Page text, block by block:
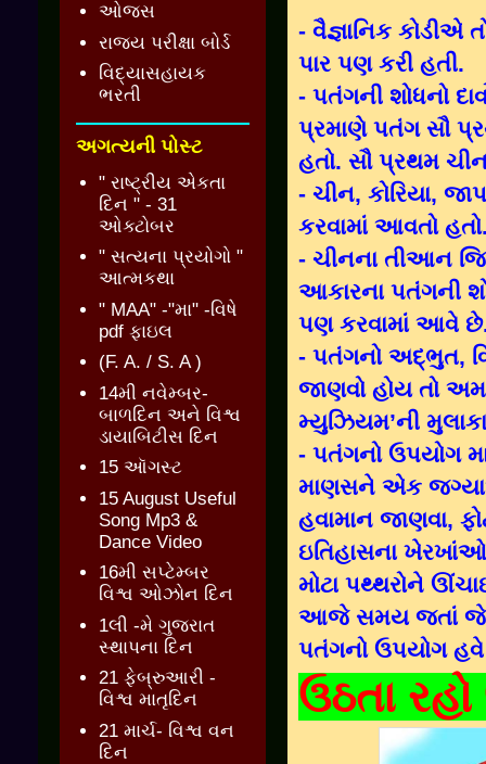
- વૈજ્ઞાનિક કોડીએ
પાર પણ કરી હતી.
- પતંગની શોધનો
પ્રમાણે પતંગ સૌ
હતો. સૌ પ્રથમ
- ચીન, કોરિયા,
કરવામાં આવતો
- ચીનના તીઆન
આકારના પતંગની
પણ કરવામાં આવે
- પતંગનો અદ્ભુત,
જાણવો હોય તો
મ્યુઝિયમ’ની
- પતંગનો ઉપયોગ
માણસને એક
હવામાન જાણવા,
ઇતિહાસના ખેરખાંઓ
મોટા પથ્થરોને
આજે સમય જતાં જેમ
પતંગનો ઉપયોગ હવે
ઉઠતા
ઓજસ
રાજ્ય પરીક્ષા બોર્ડ
વિદ્યાસહાયક
ભરતી
અગત્યની પોસ્ટ
" રાષ્ટ્રીય એકતા
દિન " - 31
ઓક્ટોબર
" સત્યના પ્રયોગો "
આત્મકથા
" MAA" -"મા" -વિષે
pdf ફાઇલ
(F. A. / S. A )
14મી નવેમ્બર-
બાળદિન અને વિશ્વ
ડાયાબિટીસ દિન
15 ઑગસ્ટ
15 August Useful
Song Mp3 &
Dance Video
16મી સપ્ટેમ્બર
વિશ્વ ઓઝોન દિન
1લી -મે ગુજરાત
સ્થાપના દિન
21 ફેબ્રુઆરી -
વિશ્વ માતૃદિન
21 માર્ચ- વિશ્વ વન
દિન